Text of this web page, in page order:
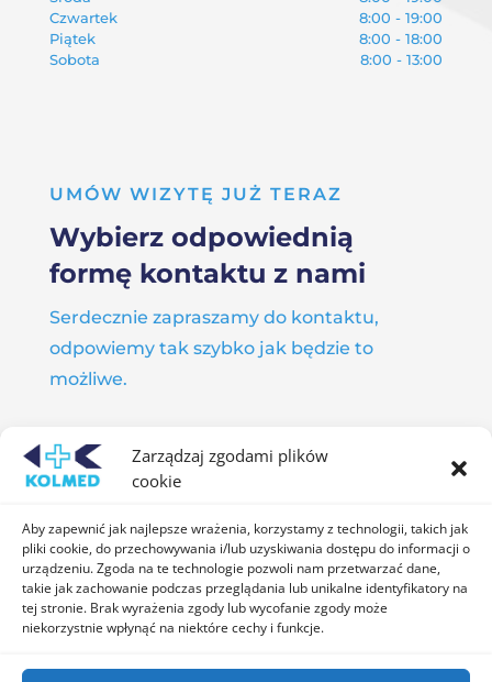
Zarządzaj zgodami plików
cookie
Aby zapewnić jak najlepsze wrażenia, korzystamy z technologii, takich jak
pliki cookie, do przechowywania i/lub uzyskiwania dostępu do informacji o
urządzeniu. Zgoda na te technologie pozwoli nam przetwarzać dane,
takie jak zachowanie podczas przeglądania lub unikalne identyfikatory na
tej stronie. Brak wyrażenia zgody lub wycofanie zgody może
niekorzystnie wpłynąć na niektóre cechy i funkcje.
Czwartek
8:00 - 19:00
Piątek
8:00 - 18:00
Sobota
8:00 - 13:00
UMÓW WIZYTĘ JUŻ TERAZ
Wybierz odpowiednią
formę kontaktu z nami
Serdecznie zapraszamy do kontaktu,
odpowiemy tak szybko jak będzie to
możliwe.

Media społecznościowe
Znajdź nas również na platformach
społecznościowych